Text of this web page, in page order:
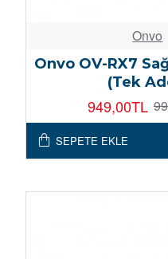
Onvo
Onvo OV-RX7
(Tek
949,00TL
SEPETE EKLE